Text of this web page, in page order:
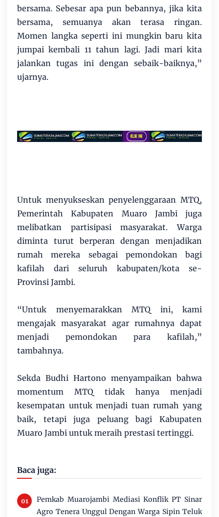
bersama. Sebesar apa pun bebannya, jika kita
bersama, semuanya akan terasa ringan.
Momen langka seperti ini mungkin baru kita
jumpai kembali 11 tahun lagi. Jadi mari kita
jalankan tugas ini dengan sebaik-baiknya,”
ujarnya.
Untuk menyukseskan penyelenggaraan MTQ,
Pemerintah Kabupaten Muaro Jambi juga
melibatkan partisipasi masyarakat. Warga
diminta turut berperan dengan menjadikan
rumah mereka sebagai pemondokan bagi
kafilah dari seluruh kabupaten/kota se-
Provinsi Jambi.
“Untuk menyemarakkan MTQ ini, kami
mengajak masyarakat agar rumahnya dapat
menjadi pemondokan para kafilah,”
tambahnya.
Sekda Budhi Hartono menyampaikan bahwa
momentum MTQ tidak hanya menjadi
kesempatan untuk menjadi tuan rumah yang
baik, tetapi juga peluang bagi Kabupaten
Muaro Jambi untuk meraih prestasi tertinggi.
Baca juga:
Pemkab Muarojambi Mediasi Konflik PT Sinar
Agro Tenera Unggul Dengan Warga Sipin Teluk